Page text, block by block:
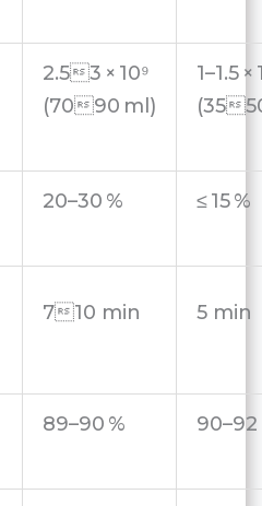
2.53 × 10⁹
(7090 ml)
1–1.5 ×
(35
20–30 % ≤ 15 %
710 min 5 min
89–90 % 90–92